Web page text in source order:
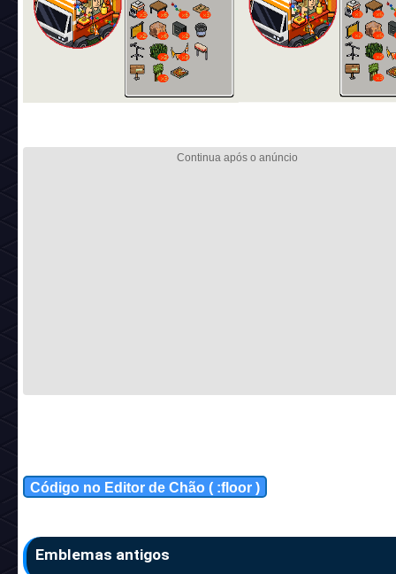
Código no Editor de Chão ( :floor )
Emblemas antigos